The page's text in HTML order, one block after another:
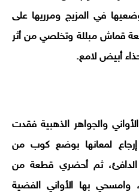
في المزيج ومرريها على
قماش مبللة وتخلصي من أثر
أبيض لامع.
والجواهر الذهبية فقدت
لمعانها بوضع كوب من
الدافئ، ثم أحضري قطعة من
بها الأواني الفضية